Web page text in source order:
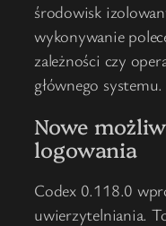
środowisk
wykonywanie
zależności czy
głównego systemu.
Nowe
logowania
Codex 0.118.0
uwierzytelniania.